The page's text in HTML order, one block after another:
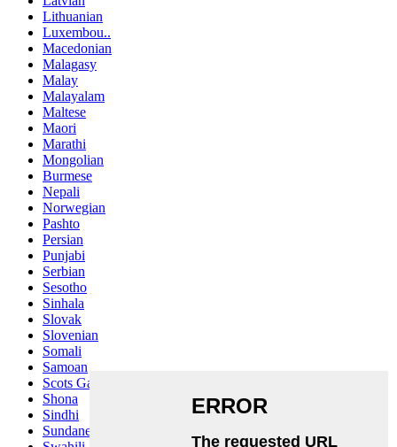
Lithuanian
Luxembou..
Macedonian
Malagasy
Malay
Malayalam
Maltese
Maori
Marathi
Mongolian
Burmese
Nepali
Norwegian
Pashto
Persian
Punjabi
Serbian
Sesotho
Sinhala
Slovak
Slovenian
Somali
Samoan
Scots Gaelic
Shona
Sindhi
Sundanese